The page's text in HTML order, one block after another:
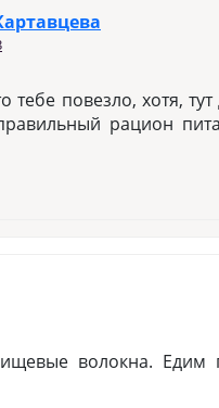
тебе повезло, хотя,
рацион
волокна.